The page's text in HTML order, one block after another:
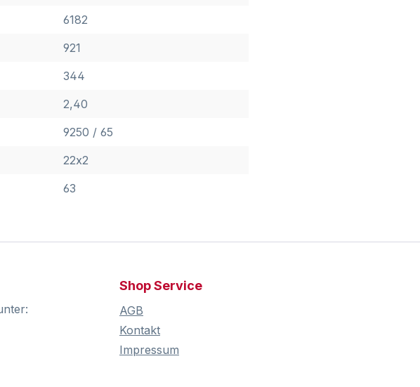
6182
921
344
2,40
9250 / 65
22x2
63
Shop Service
AGB
Kontakt
Impressum